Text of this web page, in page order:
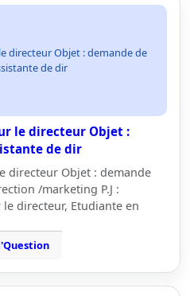
directeur Objet : demande de
de dir
le directeur Objet :
de dir
directeur Objet : demande
/marketing P.J :
directeur, Etudiante en